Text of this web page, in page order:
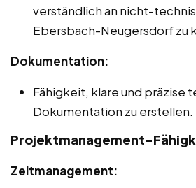
verständlich an nicht-
Ebersbach-Neugersdorf zu
Dokumentation:
Fähigkeit, klare und präzise
Dokumentation zu erstellen.
Projektmanagement-
Zeitmanagement: